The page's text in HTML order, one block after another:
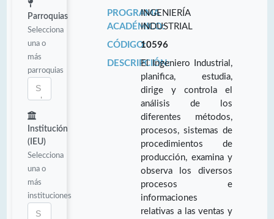
Parroquias
Selecciona
una o
más
parroquias
Institución
(IEU)
Selecciona
una o
más
instituciones
PROGRAMA
ACADÉMICO:
INGENIERÍA
INDUSTRIAL
CÓDIGO:10596
DESCRIPCIÓN:El Ingeniero Industrial,
planifica, estudia,
dirige y controla el
análisis de los
diferentes métodos,
procesos, sistemas de
procedimientos de
producción, examina y
observa los diversos
procesos e
informaciones
relativas a las ventas y